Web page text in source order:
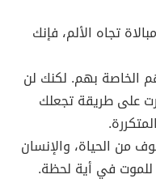
تجاه الألم، فإنك
الخاصة بهم. لكنك لن
على طريقة تجعلك
من الحياة، والإنسان
في أية لحظة.